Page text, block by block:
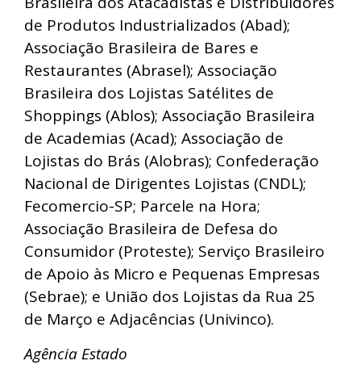
de Produtos Industrializados (Abad);
Associação Brasileira de Bares e
Restaurantes (Abrasel); Associação
Brasileira dos Lojistas Satélites de
Shoppings (Ablos); Associação Brasileira
de Academias (Acad); Associação de
Lojistas do Brás (Alobras); Confederação
Nacional de Dirigentes Lojistas (CNDL);
Fecomercio-SP; Parcele na Hora;
Associação Brasileira de Defesa do
Consumidor (Proteste); Serviço Brasileiro
de Apoio às Micro e Pequenas Empresas
(Sebrae); e União dos Lojistas da Rua 25
de Março e Adjacências (Univinco).
Agência Estado